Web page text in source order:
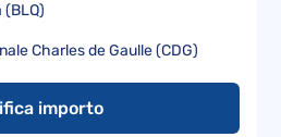
Charles de Gaulle (CDG)
importo